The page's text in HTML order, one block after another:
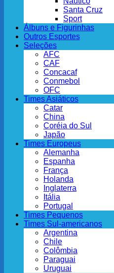
Santa Cruz
Sport
Álbuns e Figurinhas
Outros Esportes
Seleções
AFC
CAF
Concacaf
Conmebol
OFC
Times Asiáticos
Catar
China
Coréia do Sul
Japão
Times Europeus
Alemanha
Espanha
França
Holanda
Inglaterra
Itália
Portugal
Times Pequenos
Times Sul-americanos
Argentina
Chile
Colômbia
Paraguai
Uruguai